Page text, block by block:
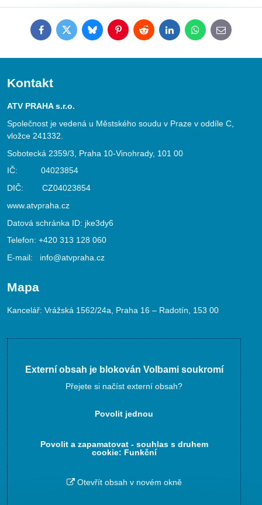
FacebookTwitterBlueskyPinterestRedditLinkedInWhatsApp
E-
mail
Kontakt
ATV PRAHA s.r.o.
Společnost je vedená u Městského soudu v Praze v oddíle C,
vložce 241332.
Sobotecká 2359/3, Praha 10-Vinohrady, 101 00
IČ: 04023854
DIČ: CZ04023854
www.atvpraha.cz
Datová schránka ID: jke3dy6
Telefon: +420 313 128 060
E-mail: info@atvpraha.cz
Mapa
Kancelář: Vrážská 1562/24a, Praha 16 – Radotín, 153 00
Externí obsah je blokován Volbami soukromí
Přejete si načíst externí obsah?
Povolit jednou
Povolit a zapamatovat - souhlas s druhem
cookie: Funkční
Otevřít obsah v novém okně